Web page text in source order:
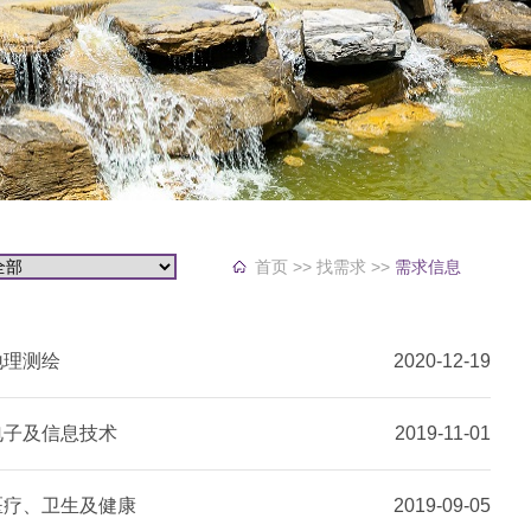
首页 >> 找需求 >> 需求信息
理测绘 2020-12-19
子及信息技术 2019-11-01
疗、卫生及健康 2019-09-05